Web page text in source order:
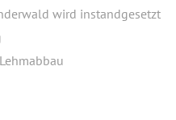
wird instandgesetzt